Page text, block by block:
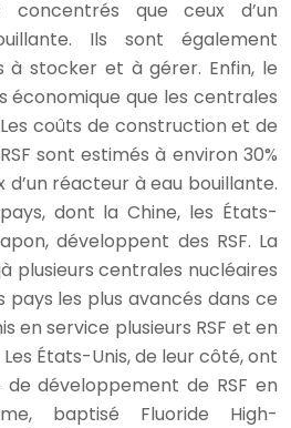
concentrés que ceux d’un
Ils sont également
à stocker et à gérer. Enfin, le
économique que les centrales
coûts de construction et de
sont estimés à environ 30%
d’un réacteur à eau bouillante.
pays, dont la Chine, les États-
développent des RSF. La
plusieurs centrales nucléaires
pays les plus avancés dans ce
en service plusieurs RSF et en
États-Unis, de leur côté, ont
développement de RSF en
baptisé Fluoride High-